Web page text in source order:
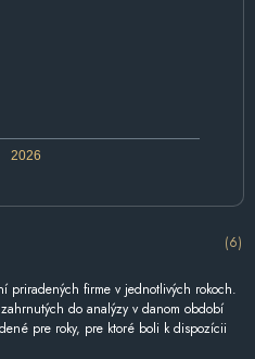
2026
(6)
priradených firme v jednotlivých rokoch.
do analýzy v danom období
pre roky, pre ktoré boli k dispozícii